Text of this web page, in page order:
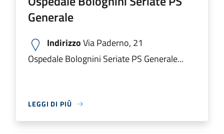
Generale
IndirizzoVia Paderno, 21
Ospedale Bolognini Seriate PS Generale...
LEGGI DI PIÙ